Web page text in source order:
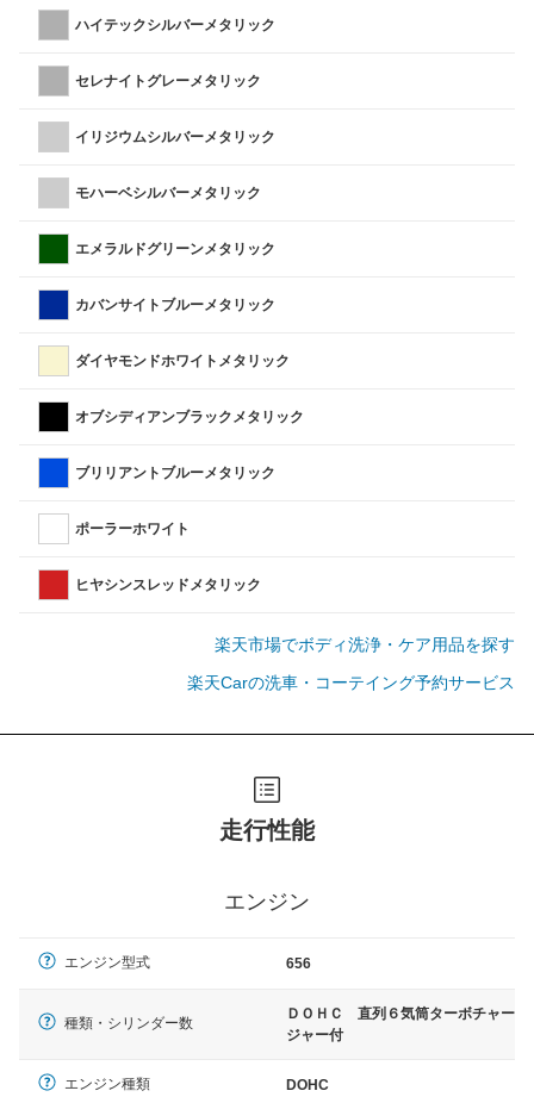
ハイテックシルバーメタリック
セレナイトグレーメタリック
イリジウムシルバーメタリック
モハーベシルバーメタリック
エメラルドグリーンメタリック
カバンサイトブルーメタリック
ダイヤモンドホワイトメタリック
オブシディアンブラックメタリック
ブリリアントブルーメタリック
ポーラーホワイト
ヒヤシンスレッドメタリック
楽天市場でボディ洗浄・ケア用品を探す
楽天Carの洗車・コーテイング予約サービス
走行性能
エンジン
エンジン型式 656
種類・シリンダー数
ＤＯＨＣ 直列６気筒ターボチャー
ジャー付
エンジン種類 DOHC